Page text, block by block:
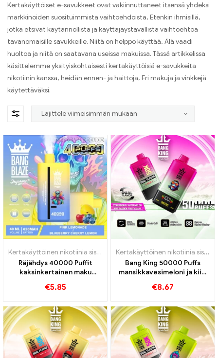
Kertakäyttöiset e-savukkeet ovat vakiinnuttaneet itsensä yhdeksi
markkinoiden suosituimmista vaihtoehdoista, Etenkin ihmisillä,
jotka etsivät käytännöllistä ja käyttäjäystävällistä vaihtoehtoa
tavanomaisille savukkeille. Niitä on helppo käyttää, Älä vaadi
huoltoa ja niitä on saatavana useissa makuissa. Tässä artikkelissa
käsittelemme yksityiskohtaisesti kertakäyttöisiä e-savukkeita
nikotiinin kanssa, heidän ennen- ja haittoja, Eri makuja ja vinkkejä
käytettäväksi.
Kertakäyttöinen nikotiinia sisältävä sähkötupakka ,Kertakäyttöiset
Räjähdys 40000 Puffit
kaksinkertainen maku
€5.85
Kertakäyttöinen nikotiinia sisältävä sähkötupakka
Bang King 50000 Puffs
mansikkavesimeloni ja kiivi
makuja
€8.67